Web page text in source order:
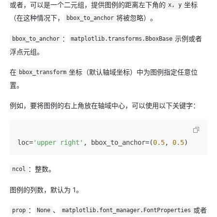
或者，可以是一个二元组，提供图例的距离左下角的 x, y 坐标
（在这种情况下，
bbox_to_anchor 将被忽略）。
bbox_to_anchor ： matplotlib.transforms.BboxBase 示例或者
浮点元组。
在 bbox_transform 坐标（默认轴域坐标）中为图例指定任意位
置。
例如，要将图例的右上角放在轴域中心，可以使用以下关键字：
loc='upper right' , bbox_to_anchor=(0.5, 0.5)
ncol ：整数。
图例的列数，默认为 1。
prop ： None 、 matplotlib.font_manager.FontProperties 或者